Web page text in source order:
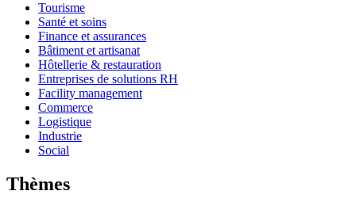
Tourisme
Santé et soins
Finance et assurances
Bâtiment et artisanat
Hôtellerie & restauration
Entreprises de solutions RH
Facility management
Commerce
Logistique
Industrie
Social
Thèmes